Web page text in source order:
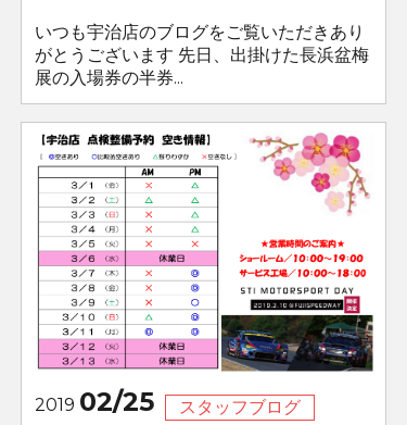
いつも宇治店のブログをご覧いただきあり
がとうございます 先日、出掛けた長浜盆梅
展の入場券の半券...
2019 02/25
スタッフブログ